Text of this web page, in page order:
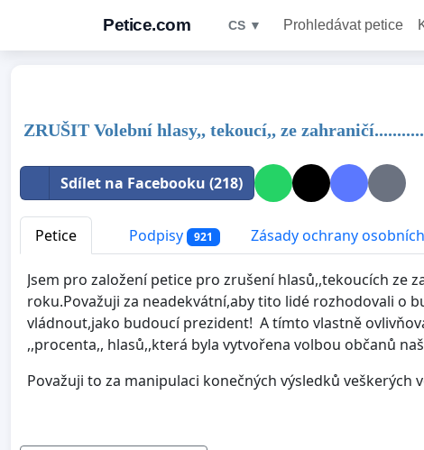
Petice.com CS ▼ Prohledávat petice
ZRUŠIT Volební hlasy,, tekoucí,, ze zahraničí...........
Sdílet na Facebooku (218)
Petice Podpisy 921 Zásady ochrany
Jsem pro založení petice pro zrušení hlasů,,tekoucích ze
roku.Považuji za neadekvátní,aby tito lidé rozhodovali o
vládnout,jako budoucí prezident! A tímto vlastně
,,procenta,, hlasů,,která byla vytvořena volbou občanů
Považuji to za manipulaci konečných výsledků veškerých